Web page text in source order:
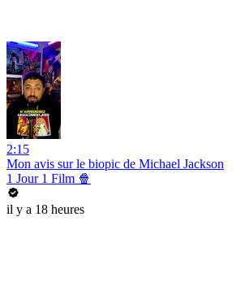
2:15
Mon avis sur le biopic de Michael Jackson
1 Jour 1 Film 🍿
il y a 18 heures